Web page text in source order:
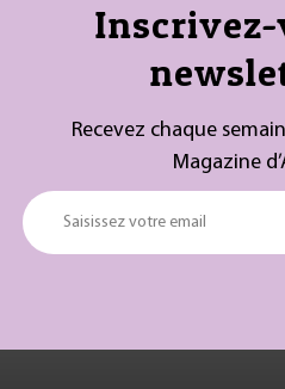
Recevez chaque
Magazine
Saisissez votre email